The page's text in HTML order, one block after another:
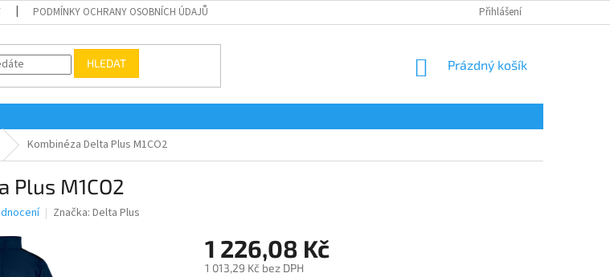
PODMÍNKY OCHRANY OSOBNÍCH ÚDAJŮ Přihlášení
HLEDAT
NÁKUPNÍ
Prázdný košík
Kombinéza Delta Plus M1CO2
Plus M1CO2
Značka: Delta Plus
1 226,08 Kč
1 013,29 Kč bez DPH